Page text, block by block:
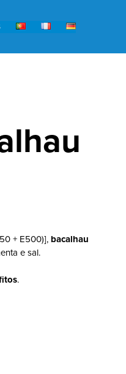
+ E500)], bacalhau
e sal.
.